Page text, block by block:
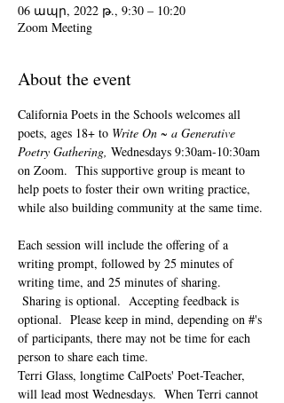
06 ապր, 2022 թ., 9:30 – 10:20
Zoom Meeting
About the event
California Poets in the Schools welcomes all
poets, ages 18+ to Write On ~ a Generative
Poetry Gathering, Wednesdays 9:30am-10:30am
on Zoom.  This supportive group is meant to
help poets to foster their own writing practice,
while also building community at the same time.
Each session will include the offering of a
writing prompt, followed by 25 minutes of
writing time, and 25 minutes of sharing.
Sharing is optional.  Accepting feedback is
optional.  Please keep in mind, depending on #'s
of participants, there may not be time for each
person to share each time.
Terri Glass, longtime CalPoets' Poet-Teacher,
will lead most Wednesdays.  When Terri cannot